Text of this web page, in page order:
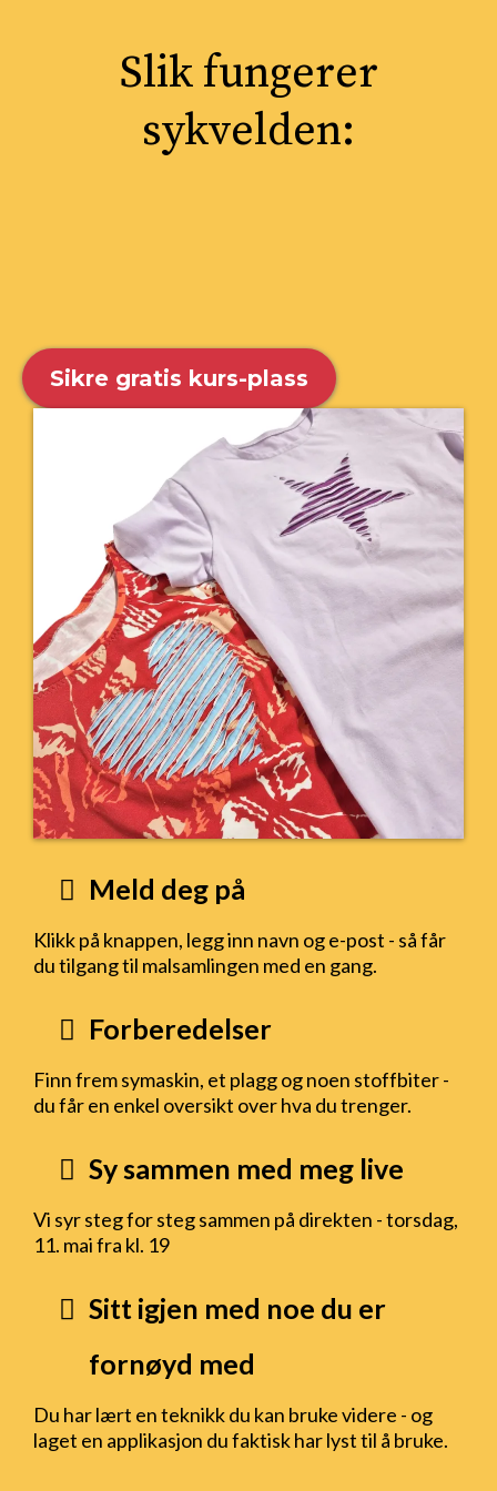
Slik fungerer
sykvelden:
Sikre gratis kurs-plass
Meld deg på
Klikk på knappen, legg inn navn og e-post - så får
du tilgang til malsamlingen med en gang.
Forberedelser
Finn frem symaskin, et plagg og noen stoffbiter -
du får en enkel oversikt over hva du trenger.
Sy sammen med meg live
Vi syr steg for steg sammen på direkten - torsdag,
11. mai fra kl. 19
Sitt igjen med noe du er
fornøyd med
Du har lært en teknikk du kan bruke videre - og
laget en applikasjon du faktisk har lyst til å bruke.